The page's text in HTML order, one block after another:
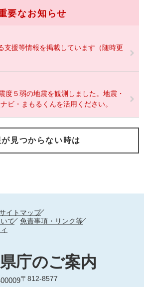
要なお知らせ
支援等情報を掲載しています（随時更
度５弱の地震を観測しました。地震・
ビ・まもるくんを活用ください。
見つからない時は
イトマップ
て
免責事項・リンク等
庁のご案内
〒812-8577